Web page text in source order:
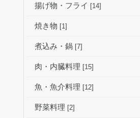
揚げ物・フライ [14]
焼き物 [1]
煮込み・鍋 [7]
肉・内臓料理 [15]
魚・魚介料理 [12]
野菜料理 [2]